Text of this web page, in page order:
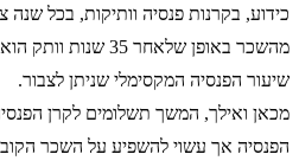
שיעור הפנסיה המקסימלי שניתן לצבור.
מכאן ואילך, המשך תשלומים לקרן
הפנסיה אך עשוי להשפיע על השכר